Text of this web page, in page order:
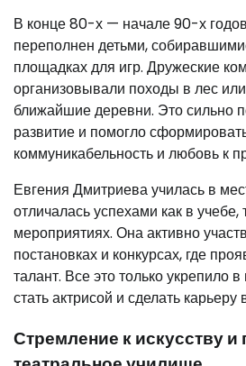
В конце 80-х — начале 90-х
переполнен детьми,
площадках для игр. Дружеские
организовывали походы в лес
ближайшие деревни. Это сильно
развитие и помогло
коммуникабельность и любовь к
Евгения Дмитриева училась в
отличалась успехами как в
мероприятиях. Она активно
постановках и конкурсах, где
талант. Все это только укрепило
стать актрисой и сделать карьеру
Стремление к искусству и